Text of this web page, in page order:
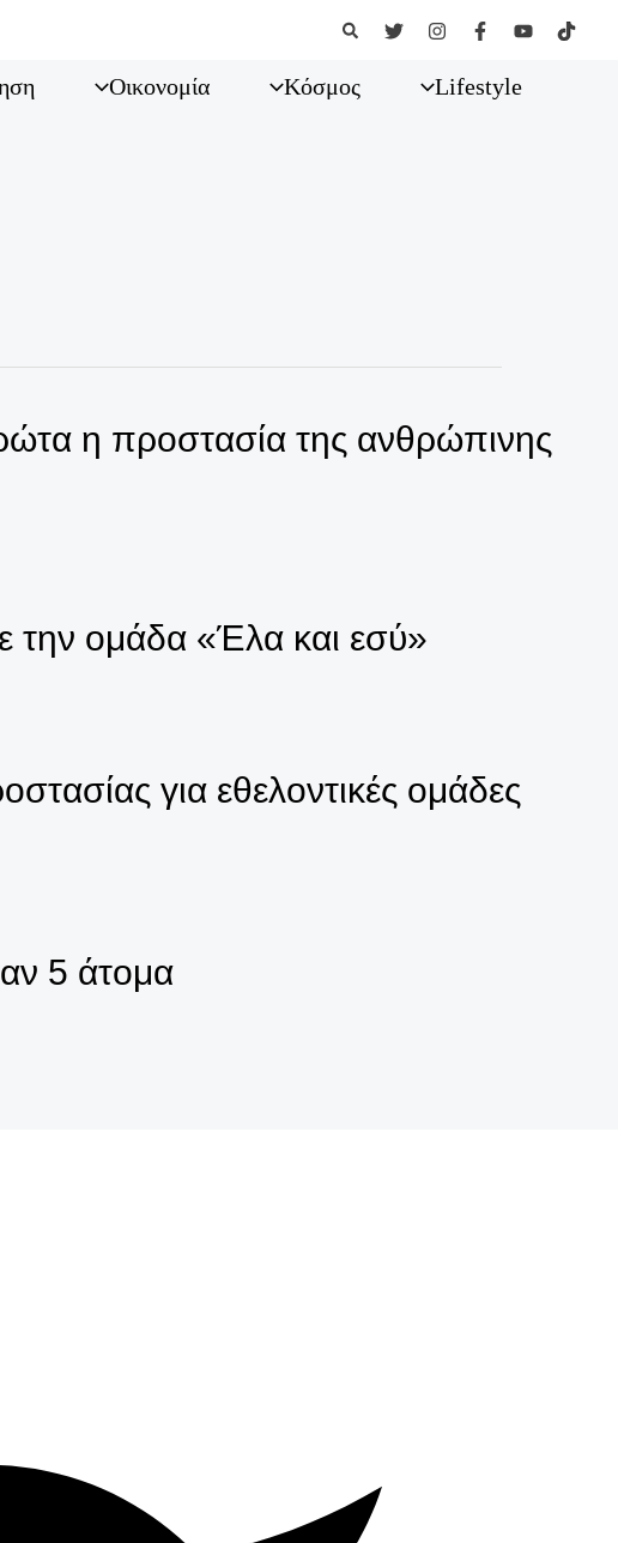
Αναζήτηση
Οικονομία Κόσμος
Lifestyle
η προστασία της ανθρώπινης
την ομάδα «Έλα και εσύ»
για εθελοντικές ομάδες
5 άτομα